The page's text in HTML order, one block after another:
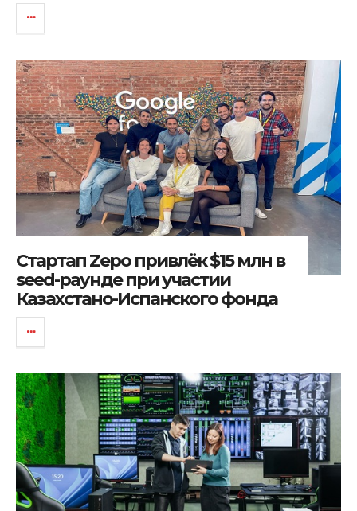
Стартап Zepo привлёк $15 млн в
seed-раунде при участии
Казахстано-Испанского фонда